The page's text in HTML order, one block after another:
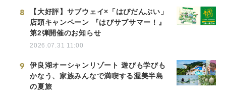
8
【大好評】サブウェイ×「はぴだんぶい」
店頭キャンペーン 『はぴサブサマー！』
第2弾開催のお知らせ
2026.07.31 11:00
9
伊良湖オーシャンリゾート 遊びも学びも
かなう、家族みんなで満喫する渥美半島
の夏旅